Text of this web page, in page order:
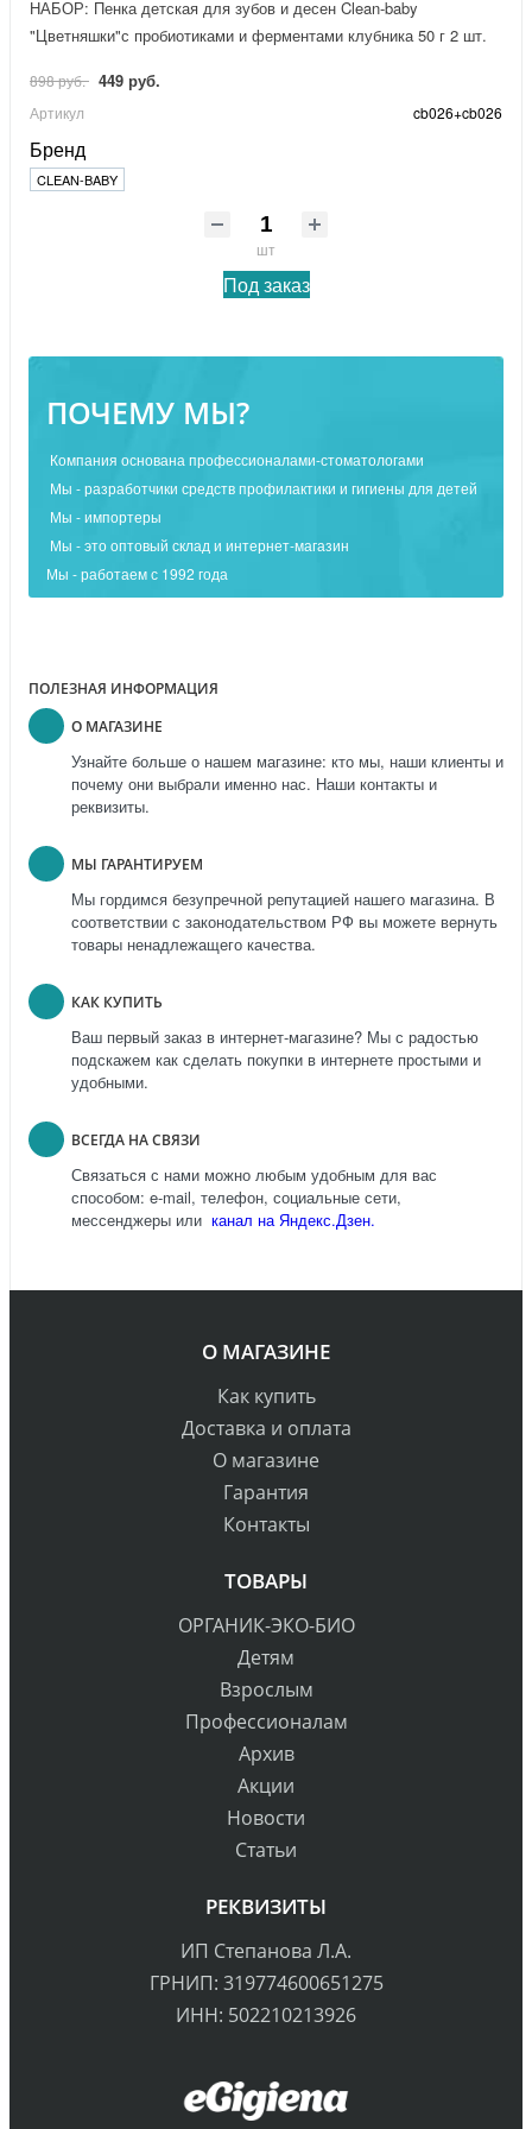
ПОЧЕМУ МЫ?
Компания основана профессионалами-стоматологами
Мы - разработчики средств профилактики и гигиены для детей
Мы - импортеры
Мы - это оптовый склад и интернет-магазин
Мы - работаем с 1992 года
ПОЛЕЗНАЯ ИНФОРМАЦИЯ
О МАГАЗИНЕ
Узнайте больше о нашем магазине: кто мы, наши клиенты и
почему они выбрали именно нас. Наши контакты и
реквизиты.
МЫ ГАРАНТИРУЕМ
Мы гордимся безупречной репутацией нашего магазина. В
соответствии с законодательством РФ вы можете вернуть
товары ненадлежащего качества.
КАК КУПИТЬ
Ваш первый заказ в интернет-магазине? Мы с радостью
подскажем как сделать покупки в интернете простыми и
удобными.
ВСЕГДА НА СВЯЗИ
Связаться с нами можно любым удобным для вас
способом: e-mail, телефон, социальные сети,
мессенджеры или канал на Яндекс.Дзен.
НАБОР: Пенка детская для зубов и десен Clean-baby
"Цветняшки"с пробиотиками и ферментами клубника 50 г 2 шт.
898 руб. 449 руб.
Артикул cb026+cb026
Бренд
CLEAN-BABY
шт
Под заказ
О МАГАЗИНЕ
Как купить
Доставка и оплата
О магазине
Гарантия
Контакты
ТОВАРЫ
ОРГАНИК-ЭКО-БИО
Детям
Взрослым
Профессионалам
Архив
Акции
Новости
Статьи
РЕКВИЗИТЫ
ИП Степанова Л.А.
ГРНИП: 319774600651275
ИНН: 502210213926